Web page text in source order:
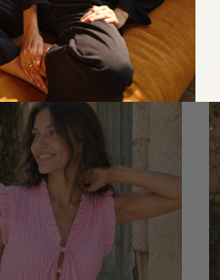
Chemise Rosana
52,00 €